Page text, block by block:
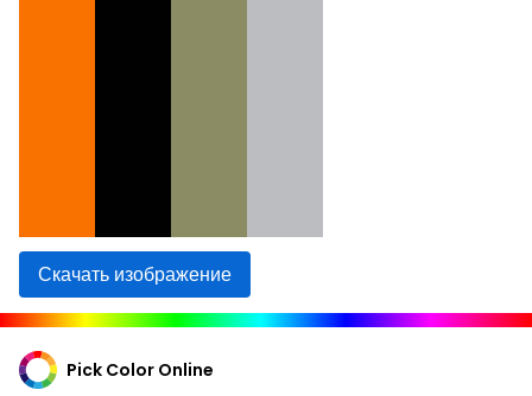
Скачать изображение
Pick Color Online